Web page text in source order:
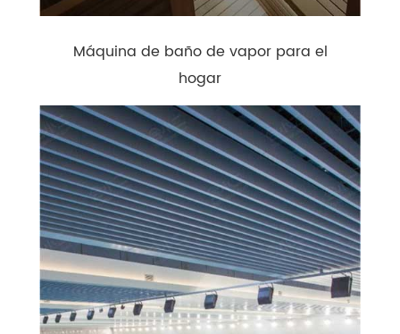
Máquina de baño de vapor para el
hogar